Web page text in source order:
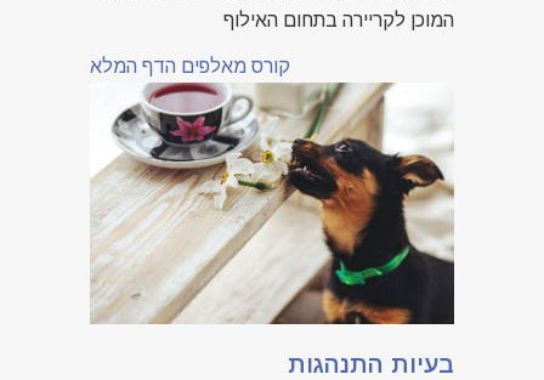
המוכן לקריירה בתחום האילוף
קורס מאלפים הדף המלא
בעיות התנהגות